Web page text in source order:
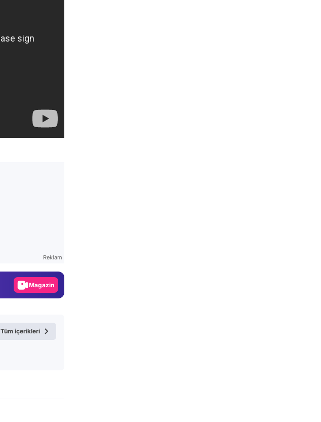
Reklam
Magazin
Tüm içerikleri